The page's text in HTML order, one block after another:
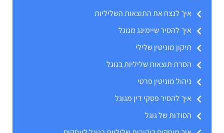
איך לנצח את התוצאות השליליות
איך להסיר שיימינג מגוגל
תיקון מוניטין שלילי
הסרת תוצאות שליליות בגוגל
ניהול מוניטין פרטי
איך להסיר פסקי דין מגוגל
הסודות של גוגל